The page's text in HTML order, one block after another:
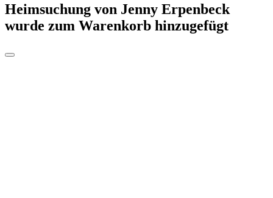
Heimsuchung von Jenny Erpenbeck
wurde zum Warenkorb hinzugefügt